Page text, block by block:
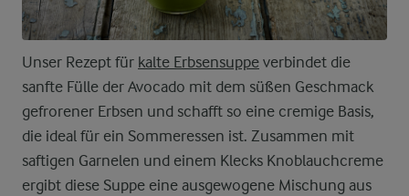
Unser Rezept für kalte Erbsensuppe verbindet die
sanfte Fülle der Avocado mit dem süßen Geschmack
gefrorener Erbsen und schafft so eine cremige Basis,
die ideal für ein Sommeressen ist. Zusammen mit
saftigen Garnelen und einem Klecks Knoblauchcreme
ergibt diese Suppe eine ausgewogene Mischung aus